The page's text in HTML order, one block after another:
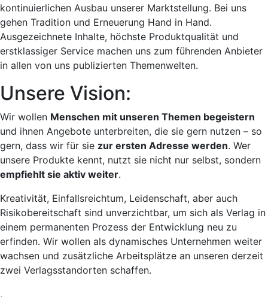
kontinuierlichen Ausbau unserer Marktstellung. Bei uns
gehen Tradition und Erneuerung Hand in Hand.
Ausgezeichnete Inhalte, höchste Produktqualität und
erstklassiger Service machen uns zum führenden Anbieter
in allen von uns publizierten Themenwelten.
Unsere Vision:
Wir wollen Menschen mit unseren Themen begeistern
und ihnen Angebote unterbreiten, die sie gern nutzen – so
gern, dass wir für sie zur ersten Adresse werden. Wer
unsere Produkte kennt, nutzt sie nicht nur selbst, sondern
empfiehlt sie aktiv weiter.
Kreativität, Einfallsreichtum, Leidenschaft, aber auch
Risikobereitschaft sind unverzichtbar, um sich als Verlag in
einem permanenten Prozess der Entwicklung neu zu
erfinden. Wir wollen als dynamisches Unternehmen weiter
wachsen und zusätzliche Arbeitsplätze an unseren derzeit
zwei Verlagsstandorten schaffen.
.